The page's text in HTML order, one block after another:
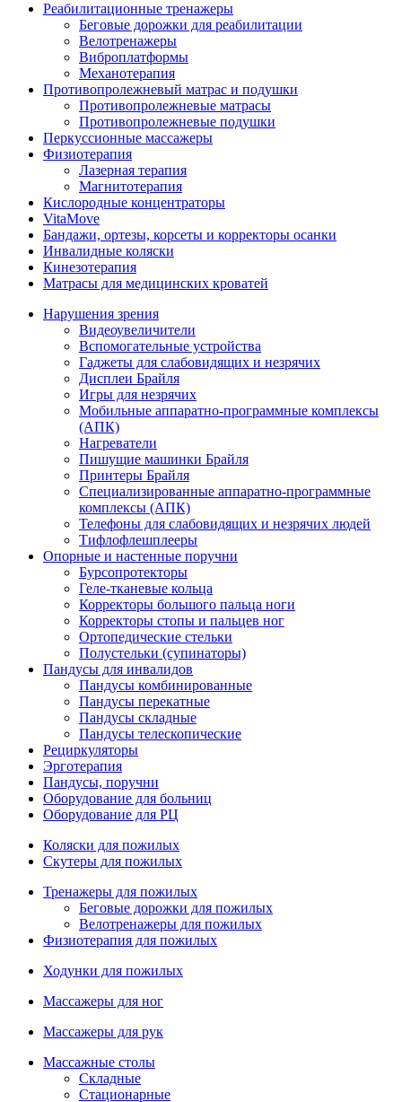
Реабилитационные тренажеры
Беговые дорожки для реабилитации
Велотренажеры
Виброплатформы
Механотерапия
Противопролежневый матрас и подушки
Противопролежневые матрасы
Противопролежневые подушки
Перкуссионные массажеры
Физиотерапия
Лазерная терапия
Магнитотерапия
Кислородные концентраторы
VitaMove
Бандажи, ортезы, корсеты и корректоры осанки
Инвалидные коляски
Кинезотерапия
Матрасы для медицинских кроватей
Нарушения зрения
Видеоувеличители
Вспомогательные устройства
Гаджеты для слабовидящих и незрячих
Дисплеи Брайля
Игры для незрячих
Мобильные аппаратно-программные комплексы
(АПК)
Нагреватели
Пишущие машинки Брайля
Принтеры Брайля
Специализированные аппаратно-программные
комплексы (АПК)
Телефоны для слабовидящих и незрячих людей
Тифлофлешплееры
Опорные и настенные поручни
Бурсопротекторы
Геле-тканевые кольца
Корректоры большого пальца ноги
Корректоры стопы и пальцев ног
Ортопедические стельки
Полустельки (супинаторы)
Пандусы для инвалидов
Пандусы комбинированные
Пандусы перекатные
Пандусы складные
Пандусы телескопические
Рециркуляторы
Эрготерапия
Пандусы, поручни
Оборудование для больниц
Оборудование для РЦ
Коляски для пожилых
Скутеры для пожилых
Тренажеры для пожилых
Беговые дорожки для пожилых
Велотренажеры для пожилых
Физиотерапия для пожилых
Ходунки для пожилых
Массажеры для ног
Массажеры для рук
Массажные столы
Складные
Стационарные